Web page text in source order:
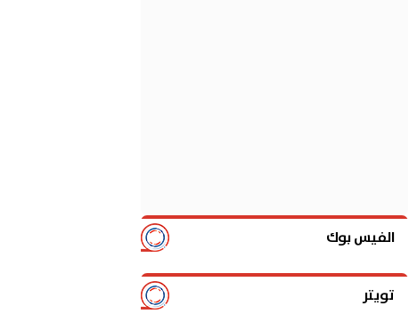
الفيس بوك
تويتر